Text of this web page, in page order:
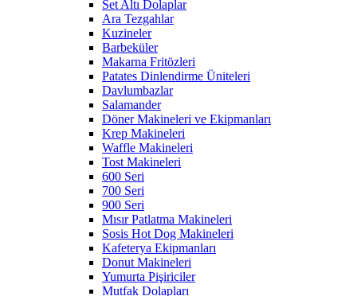
Set Altı Dolaplar
Ara Tezgahlar
Kuzineler
Barbeküler
Makarna Fritözleri
Patates Dinlendirme Üniteleri
Davlumbazlar
Salamander
Döner Makineleri ve Ekipmanları
Krep Makineleri
Waffle Makineleri
Tost Makineleri
600 Seri
700 Seri
900 Seri
Mısır Patlatma Makineleri
Sosis Hot Dog Makineleri
Kafeterya Ekipmanları
Donut Makineleri
Yumurta Pişiriciler
Mutfak Dolapları